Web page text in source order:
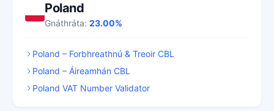
Poland
Gnáthráta: 23.00%
Poland – Forbhreathnú & Treoir CBL
Poland – Áireamhán CBL
Poland VAT Number Validator